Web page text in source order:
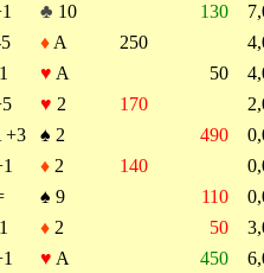
♣ 10 130
♦A 250
♥ A 50
♥ 2 170
+3 ♠ 2 490
♦2 140
♠ 9 110
♦2 50
♥ A 450